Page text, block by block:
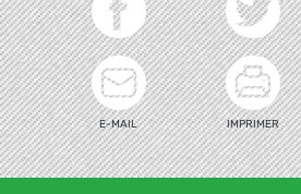
E-MAIL IMPRIMER